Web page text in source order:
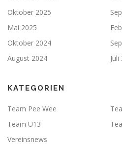
Oktober 2025
Mai 2025
Oktober 2024
August 2024
KATEGORIEN
Team Pee Wee
Team U13
Vereinsnews